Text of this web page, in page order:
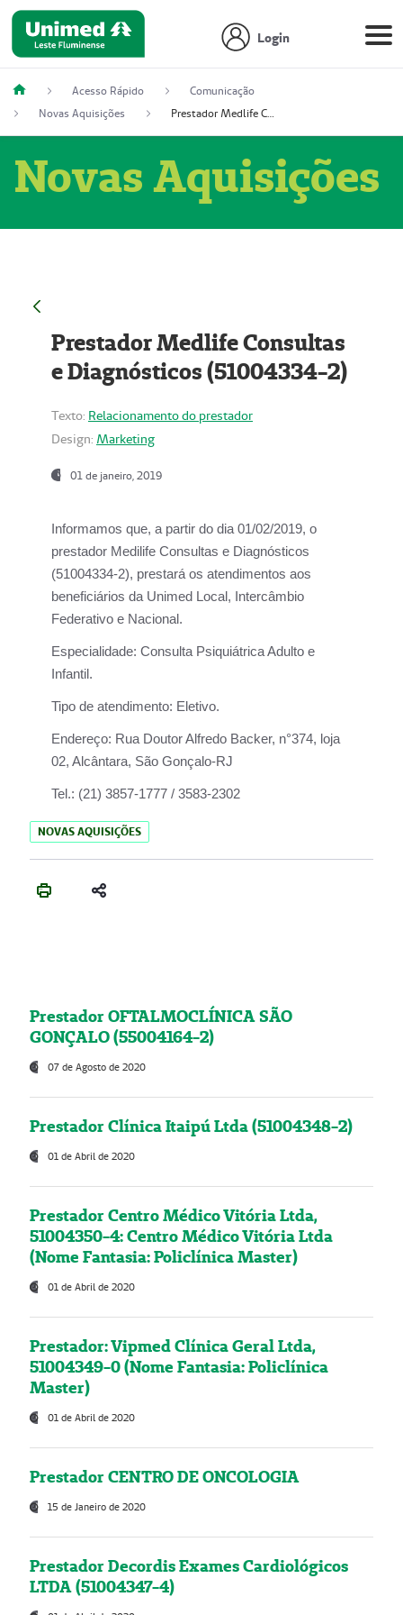
Login
Acesso Rápido
Comunicação
Novas Aquisições
Prestador Medlife Consultas e Diagnósticos (51004334-2)
Novas Aquisições
Prestador Medlife Consultas
e Diagnósticos (51004334-2)
Texto: Relacionamento do prestador
Design: Marketing
01 de janeiro, 2019
Informamos que, a partir do dia 01/02/2019, o
prestador Medilife Consultas e Diagnósticos
(51004334-2), prestará os atendimentos aos
beneficiários da Unimed Local, Intercâmbio
Federativo e Nacional.
Especialidade: Consulta Psiquiátrica Adulto e
Infantil.
Tipo de atendimento: Eletivo.
Endereço: Rua Doutor Alfredo Backer, n°374, loja
02, Alcântara, São Gonçalo-RJ
Tel.: (21) 3857-1777 / 3583-2302
NOVAS AQUISIÇÕES
Prestador OFTALMOCLÍNICA SÃO
GONÇALO (55004164-2)
07 de Agosto de 2020
Prestador Clínica Itaipú Ltda (51004348-2)
01 de Abril de 2020
Prestador Centro Médico Vitória Ltda,
51004350-4: Centro Médico Vitória Ltda
(Nome Fantasia: Policlínica Master)
01 de Abril de 2020
Prestador: Vipmed Clínica Geral Ltda,
51004349-0 (Nome Fantasia: Policlínica
Master)
01 de Abril de 2020
Prestador CENTRO DE ONCOLOGIA
15 de Janeiro de 2020
Prestador Decordis Exames Cardiológicos
LTDA (51004347-4)